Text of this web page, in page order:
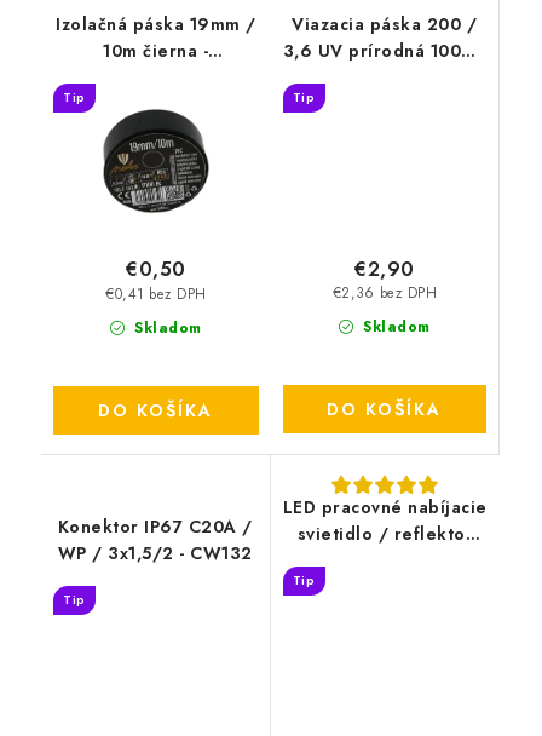
Izolačná páska 19mm /
10m čierna -
Tip
Skladom
€0,41 bez DPH
€0,50
DO KOŠÍKA
Viazacia páska 200 /
3,6 UV prírodná 100ks-
Tip
Skladom
€2,36 bez DPH
€2,90
DO KOŠÍKA
Konektor IP67 C20A /
WP / 3x1,5/2 - CW132
Tip
LED pracovné nabíjacie
svietidlo / reflektor
Tip